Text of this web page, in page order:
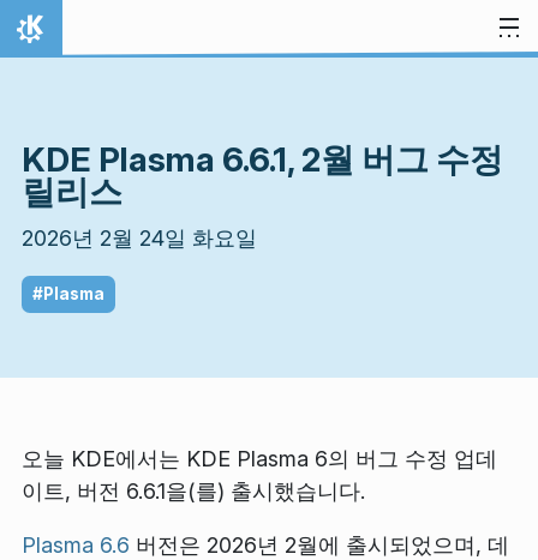
내용으로 이동
홈
KDE Plasma 6.6.1, 2월 버그 수정
릴리스
2026년 2월 24일 화요일
#Plasma
오늘 KDE에서는 KDE Plasma 6의 버그 수정 업데
이트, 버전 6.6.1을(를) 출시했습니다.
Plasma 6.6 버전은 2026년 2월에 출시되었으며, 데